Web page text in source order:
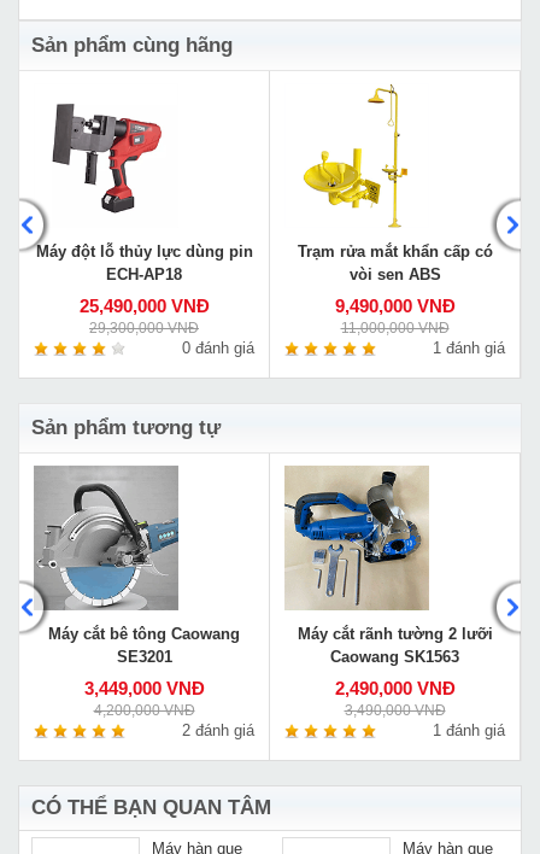
Sản phẩm cùng hãng
Máy đột lỗ thủy lực dùng pin
ECH-AP18
25,490,000 VNĐ
29,300,000 VNĐ
0 đánh giá
Trạm rửa mắt khẩn cấp có
vòi sen ABS
9,490,000 VNĐ
11,000,000 VNĐ
1 đánh giá
Sản phẩm tương tự
Máy cắt bê tông Caowang
SE3201
3,449,000 VNĐ
4,200,000 VNĐ
2 đánh giá
Máy cắt rãnh tường 2 lưỡi
Caowang SK1563
2,490,000 VNĐ
3,490,000 VNĐ
1 đánh giá
CÓ THỂ BẠN QUAN TÂM
Máy hàn que
Máy hàn que